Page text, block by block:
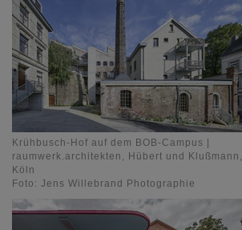
Krühbusch-Hof auf dem BOB-Campus |
raumwerk.architekten, Hübert und Klußmann,
Köln
Foto: Jens Willebrand Photographie